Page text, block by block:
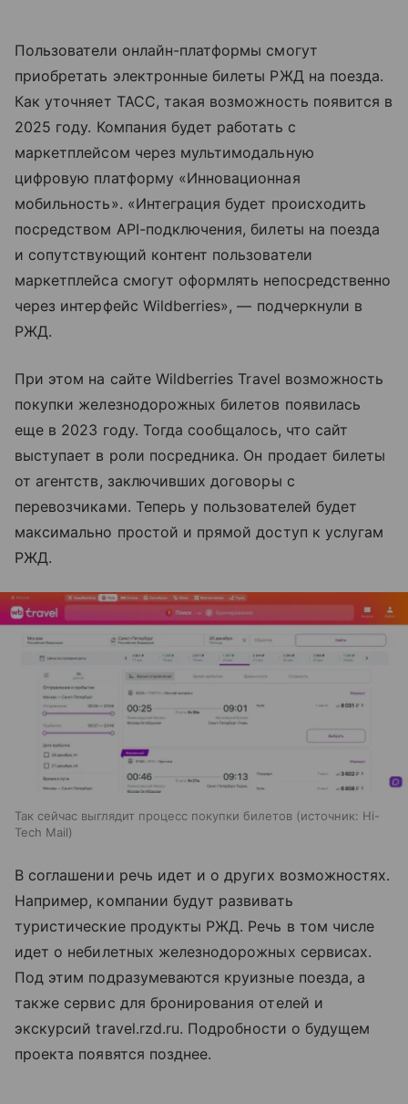
Пользователи онлайн-платформы смогут
приобретать электронные билеты РЖД на поезда.
Как уточняет ТАСС, такая возможность появится в
2025 году. Компания будет работать с
маркетплейсом через мультимодальную
цифровую платформу «Инновационная
мобильность». «Интеграция будет происходить
посредством API-подключения, билеты на поезда
и сопутствующий контент пользователи
маркетплейса смогут оформлять непосредственно
через интерфейс Wildberries», — подчеркнули в
РЖД.
При этом на сайте Wildberries Travel возможность
покупки железнодорожных билетов появилась
еще в 2023 году. Тогда сообщалось, что сайт
выступает в роли посредника. Он продает билеты
от агентств, заключивших договоры с
перевозчиками. Теперь у пользователей будет
максимально простой и прямой доступ к услугам
РЖД.
Так сейчас выглядит процесс покупки билетов источник: Hi-
Tech Mail
В соглашении речь идет и о других возможностях.
Например, компании будут развивать
туристические продукты РЖД. Речь в том числе
идет о небилетных железнодорожных сервисах.
Под этим подразумеваются круизные поезда, а
также сервис для бронирования отелей и
экскурсий travel.rzd.ru. Подробности о будущем
проекта появятся позднее.